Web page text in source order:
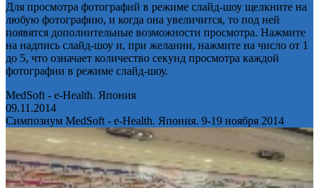
Для просмотра фотографий в режиме слайд-шоу щелкните на
любую фотографию, и когда она увеличится, то под ней
появятся дополнительные возможности просмотра. Нажмите
на надпись слайд-шоу и, при желании, нажмите на число от 1
до 5, что означает количество секунд просмотра каждой
фотографии в режиме слайд-шоу.
MedSoft - e-Health. Япония
09.11.2014
Симпозиум MedSoft - e-Health. Япония. 9-19 ноября 2014